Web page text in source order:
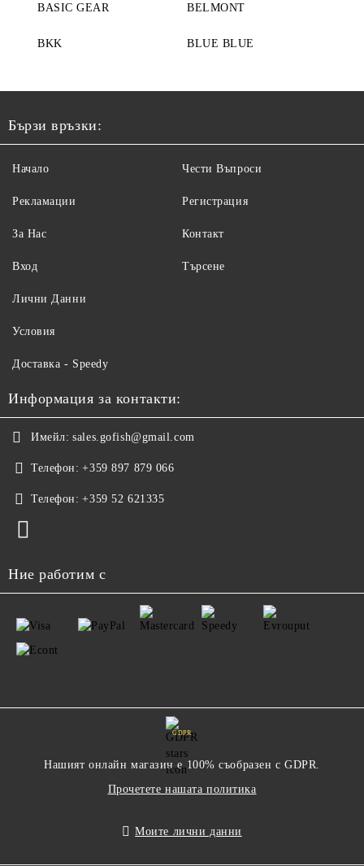
BASIC GEAR BELMONT
BKK BLUE BLUE
Бързи връзки:
Начало
Рекламации
За Нас
Вход
Чести Въпроси
Регистрация
Контакт
Търсене
Лични Данни
Условия
Доставка - Speedy
Информация за контакти:
Имейл: sales.gofish@gmail.com
Телефон: +359 897 879 066
Телефон: +359 52 621335
Ние работим с
GDPR
Нашият онлайн магазин е 100% съобразен с GDPR.
Прочетете нашата политика
Моите лични данни